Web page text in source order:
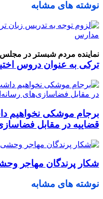
نوشته های مشابه
نماینده مردم شبستر در مجلس
ترکی به عنوان دروس
برجام موشکی نخواهیم
قضاییه در مقابل
شکار پرندگان مهاجر
نوشته های مشابه